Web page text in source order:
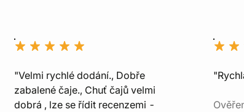
"Velmi rychlé dodání., Dobře
zabalené čaje., Chuť čajů velmi
dobrá , lze se řídit recenzemi -